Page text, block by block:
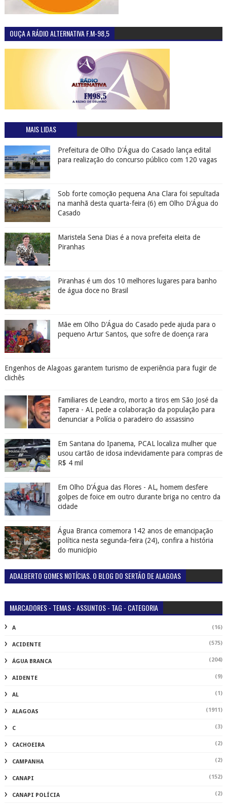
OUÇA A RÁDIO ALTERNATIVA F.M-98,5
MAIS LIDAS
Prefeitura de Olho D'Água do Casado lança edital
para realização do concurso público com 120 vagas
Sob forte comoção pequena Ana Clara foi sepultada
na manhã desta quarta-feira (6) em Olho D'Água do
Casado
Maristela Sena Dias é a nova prefeita eleita de
Piranhas
Piranhas é um dos 10 melhores lugares para banho
de água doce no Brasil
Mãe em Olho D'Água do Casado pede ajuda para o
pequeno Artur Santos, que sofre de doença rara
Engenhos de Alagoas garantem turismo de experiência para fugir de
clichês
Familiares de Leandro, morto a tiros em São José da
Tapera - AL pede a colaboração da população para
denunciar a Polícia o paradeiro do assassino
Em Santana do Ipanema, PCAL localiza mulher que
usou cartão de idosa indevidamente para compras de
R$ 4 mil
Em Olho D’Água das Flores - AL, homem desfere
golpes de foice em outro durante briga no centro da
cidade
Água Branca comemora 142 anos de emancipação
política nesta segunda-feira (24), confira a história
do município
ADALBERTO GOMES NOTÍCIAS. O BLOG DO SERTÃO DE ALAGOAS
MARCADORES - TEMAS - ASSUNTOS - TAG - CATEGORIA
A (16)
ACIDENTE (575)
ÁGUA BRANCA (204)
AIDENTE (9)
AL (1)
ALAGOAS (1911)
C (3)
CACHOEIRA (2)
CAMPANHA (2)
CANAPI (152)
CANAPI POLÍCIA (2)